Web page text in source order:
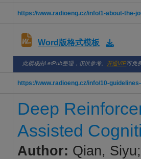
https://www.radioeng.cz/info/1-about-the-
Word版格式模板
此模板由LetPub整理，仅供参考。 开通VIP可免
https://www.radioeng.cz/info/10-
Deep
Assisted
Author: Qian,